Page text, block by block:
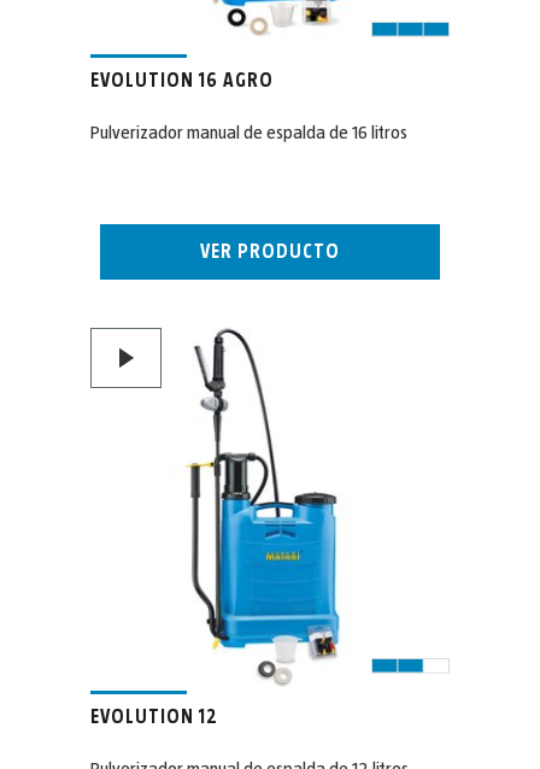
EVOLUTION 16 AGRO
Pulverizador manual de espalda de 16 litros
VER PRODUCTO
EVOLUTION 12